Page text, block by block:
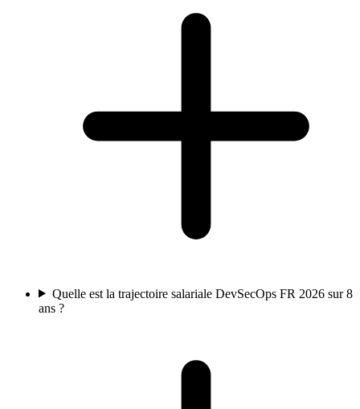
Quelle est la trajectoire salariale DevSecOps FR 2026 sur 8
ans ?